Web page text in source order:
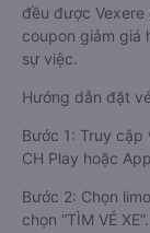
đều được
coupon giảm giá
sự việc.
Hướng dẫn đặt
Bước 1: Truy cập
CH Play hoặc
Bước 2: Chọn
chọn “TÌM VÉ XE”.